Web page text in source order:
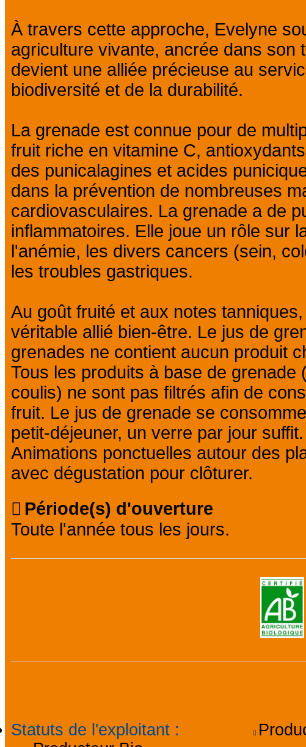
À travers cette approche, Evelyne
agriculture vivante, ancrée dans son
devient une alliée précieuse au
biodiversité et de la durabilité.
La grenade est connue pour de
fruit riche en vitamine C,
des punicalagines et acides
dans la prévention de nombreuses
cardiovasculaires. La grenade a de
inflammatoires. Elle joue un rôle sur
l'anémie, les divers cancers (sein,
les troubles gastriques.
Au goût fruité et aux notes
véritable allié bien-être. Le jus de
grenades ne contient aucun produit
Tous les produits à base de grenade
coulis) ne sont pas filtrés afin de
fruit. Le jus de grenade se
petit-déjeuner, un verre par jour suffit.
Animations ponctuelles autour des
avec dégustation pour clôturer.
Période(s) d'ouverture
Toute l'année tous les jours.
Statuts de l'exploitant :